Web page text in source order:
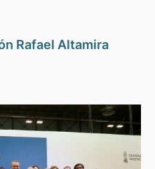
Rafael Altamira